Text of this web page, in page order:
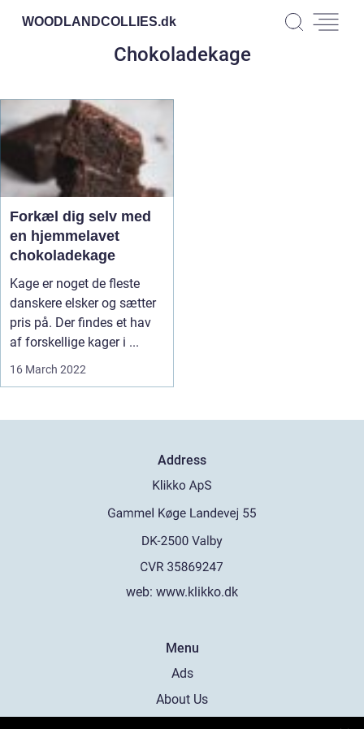
WOODLANDCOLLIES.dk
Chokoladekage
Forkæl dig selv med
en hjemmelavet
chokoladekage
Kage er noget de fleste
danskere elsker og sætter
pris på. Der findes et hav
af forskellige kager i ...
16 March 2022
Address
web: www.klikko.dk
Menu
Ads
About Us